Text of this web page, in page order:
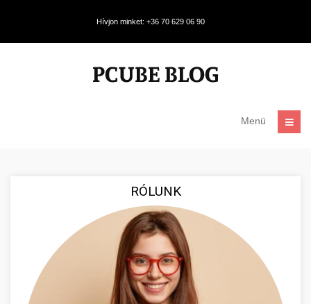
Hívjon minket: +36 70 629 06 90
Menü
RÓLUNK